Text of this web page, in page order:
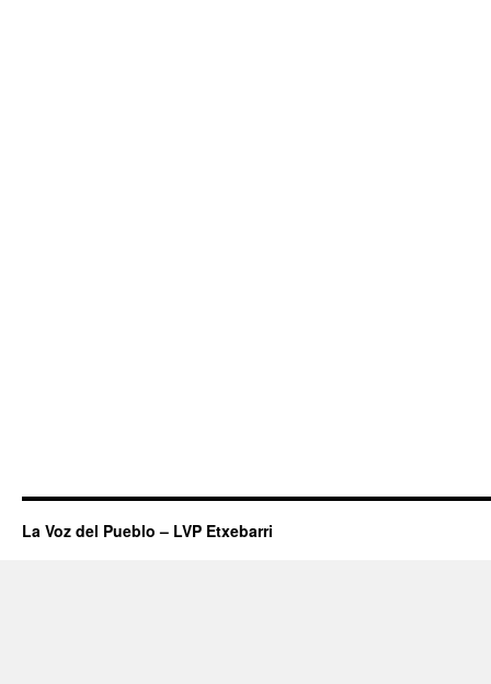
La Voz del Pueblo – LVP Etxebarri